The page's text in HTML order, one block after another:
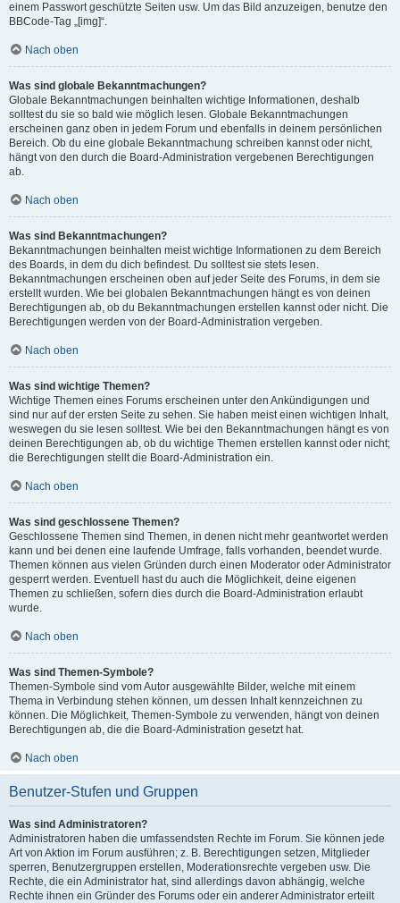
einem Passwort geschützte Seiten usw. Um das Bild anzuzeigen, benutze den
BBCode-Tag „[img]“.
Nach oben
Was sind globale Bekanntmachungen?
Globale Bekanntmachungen beinhalten wichtige Informationen, deshalb
solltest du sie so bald wie möglich lesen. Globale Bekanntmachungen
erscheinen ganz oben in jedem Forum und ebenfalls in deinem persönlichen
Bereich. Ob du eine globale Bekanntmachung schreiben kannst oder nicht,
hängt von den durch die Board-Administration vergebenen Berechtigungen
ab.
Nach oben
Was sind Bekanntmachungen?
Bekanntmachungen beinhalten meist wichtige Informationen zu dem Bereich
des Boards, in dem du dich befindest. Du solltest sie stets lesen.
Bekanntmachungen erscheinen oben auf jeder Seite des Forums, in dem sie
erstellt wurden. Wie bei globalen Bekanntmachungen hängt es von deinen
Berechtigungen ab, ob du Bekanntmachungen erstellen kannst oder nicht. Die
Berechtigungen werden von der Board-Administration vergeben.
Nach oben
Was sind wichtige Themen?
Wichtige Themen eines Forums erscheinen unter den Ankündigungen und
sind nur auf der ersten Seite zu sehen. Sie haben meist einen wichtigen Inhalt,
weswegen du sie lesen solltest. Wie bei den Bekanntmachungen hängt es von
deinen Berechtigungen ab, ob du wichtige Themen erstellen kannst oder nicht;
die Berechtigungen stellt die Board-Administration ein.
Nach oben
Was sind geschlossene Themen?
Geschlossene Themen sind Themen, in denen nicht mehr geantwortet werden
kann und bei denen eine laufende Umfrage, falls vorhanden, beendet wurde.
Themen können aus vielen Gründen durch einen Moderator oder Administrator
gesperrt werden. Eventuell hast du auch die Möglichkeit, deine eigenen
Themen zu schließen, sofern dies durch die Board-Administration erlaubt
wurde.
Nach oben
Was sind Themen-Symbole?
Themen-Symbole sind vom Autor ausgewählte Bilder, welche mit einem
Thema in Verbindung stehen können, um dessen Inhalt kennzeichnen zu
können. Die Möglichkeit, Themen-Symbole zu verwenden, hängt von deinen
Berechtigungen ab, die die Board-Administration gesetzt hat.
Nach oben
Benutzer-Stufen und Gruppen
Was sind Administratoren?
Administratoren haben die umfassendsten Rechte im Forum. Sie können jede
Art von Aktion im Forum ausführen; z. B. Berechtigungen setzen, Mitglieder
sperren, Benutzergruppen erstellen, Moderationsrechte vergeben usw. Die
Rechte, die ein Administrator hat, sind allerdings davon abhängig, welche
Rechte ihnen ein Gründer des Forums oder ein anderer Administrator erteilt